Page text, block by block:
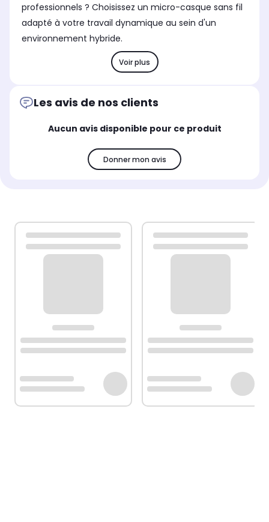
professionnels ? Choisissez un micro-casque sans fil
adapté à votre travail dynamique au sein d'un
environnement hybride.
Voir plus
Les avis de nos clients
Aucun avis disponible pour ce produit
Donner mon avis